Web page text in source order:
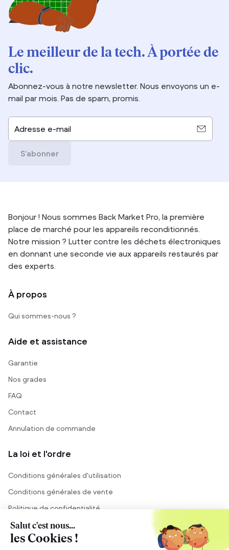
Le meilleur de la tech. À portée de
clic.
Abonnez-vous à notre newsletter. Nous envoyons un e-
mail par mois. Pas de spam, promis.
Adresse e-mail
S’abonner
Bonjour ! Nous sommes Back Market Pro, la première
place de marché pour les appareils reconditionnés.
Notre mission ? Lutter contre les déchets électroniques
en donnant une seconde vie aux appareils restaurés par
des experts.
À propos
Qui sommes-nous ?
Aide et assistance
Garantie
Nos grades
FAQ
Contact
Annulation de commande
La loi et l'ordre
Conditions générales d'utilisation
Conditions générales de vente
Politique de confidentialité
Mentions légales